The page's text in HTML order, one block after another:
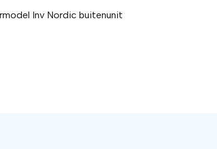
Inv Nordic buitenunit